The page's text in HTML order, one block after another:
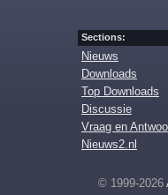
Sections:
Nieuws
Downloads
Top Downloads
Discussie
Vraag en
Nieuws2.nl
© 1999-2026